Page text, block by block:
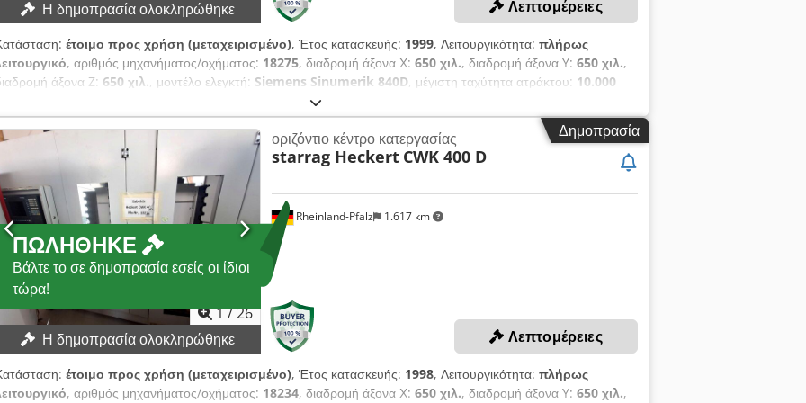
Η δημοπρασία ολοκληρώθηκε
Λεπτομέρειες
έτοιμο προς χρήση (μεταχειρισμένο), Έτος κατασκευής: 1999, Λειτουργικότητα: πλήρως
, αριθμός μηχανήματος/οχήματος: 18275, διαδρομή άξονα Χ: 650 χιλ., διαδρομή άξονα Y: 650 χιλ.,
άξονα Z: 650 χιλ., μοντέλο ελεγκτή: Siemens Sinumerik 840D, μέγιστη ταχύτητα ατράκτου: 10.000
, Χωρίς ελάχιστη τιμή – εγγυημένη πώληση στον υψηλότερο πλειοδότη! Cjdpfx Ajy Rmz Ael Aoha
από παραγωγή υψηλής ακρίβειας εξαρτημάτων για CNC περιστροφικά τραπέζια. Όχι υπεργολαβική
ΤΕΧΝΙΚΕΣ ΛΕΠΤΟΜΕΡΕΙΕΣ Διαδρομή άξονα X: 650 mm Διαδρομή άξονα Y: 650 mm Διαδρομή
άξονα Z: 650 mm Άξονας C: 360°/απεριόριστος Μέγ. ταχύτητα ατράκτου υψηλών στροφών: 10.000 στρ./λεπτό
ατράκτου: HSK-A63 Δυνατότητα εσωτερικής ψύξης εργαλείων Θέσεις φορτωτή εργαλείων: 120 Ακρίβεια
5 µm ΛΕΠΤΟΜΕΡΕΙΕΣ ΜΗΧΑΝΗΜΑΤΟΣ Έλεγχος: Siemens Sinumerik 840D Αριθμός αξόνων: 4
ΕΞΟΠΛΙΣΜΟΣ Τεκμηρίωση Μεταφορέας ρινισμάτων Δεξαμενή υγρού κοπής Διπλός εναλλάκτης παλετών +
πύργος αποθήκευσης με 6 θέσεις για έως 8 παλέτες Σημείωση: Το μηχάνημα έχει τεθεί εκτός λειτουργίας από
εξουσιοδοτημένο ηλεκτρολόγο και έχει προετοιμαστεί επαγγελματικά για μεταφορά.
Δημοπρασία
ΠΩΛΉΘΗΚΕ
Βάλτε το σε δημοπρασία εσείς οι ίδιοι
τώρα!
1/26
Η δημοπρασία ολοκληρώθηκε
Rheinland-Pfalz 1.617 km
οριζόντιο κέντρο κατεργασίας
starrag Heckert CWK 400 D
Λεπτομέρειες
έτοιμο προς χρήση (μεταχειρισμένο), Έτος κατασκευής: 1998, Λειτουργικότητα: πλήρως
, αριθμός μηχανήματος/οχήματος: 18234, διαδρομή άξονα Χ: 650 χιλ., διαδρομή άξονα Y: 650 χιλ.,